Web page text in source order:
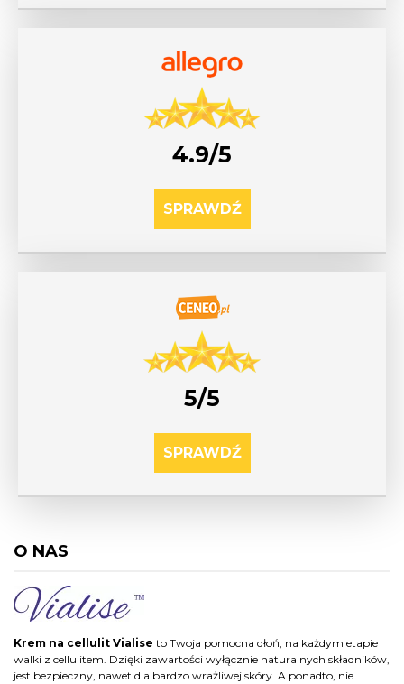
4.9/5
SPRAWDŹ
5/5
SPRAWDŹ
O NAS
Krem na cellulit Vialise to Twoja pomocna dłoń, na każdym etapie
walki z cellulitem. Dzięki zawartości wyłącznie naturalnych składników,
jest bezpieczny, nawet dla bardzo wrażliwej skóry. A ponadto, nie